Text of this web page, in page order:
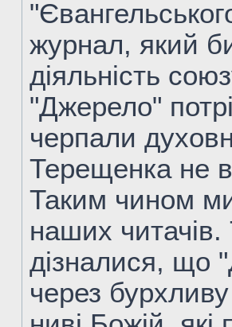
журнал, який
діяльність
"Джерело"
черпали
Терещенка не
Таким чином
наших читачів.
дізналися, що
через бурхливу